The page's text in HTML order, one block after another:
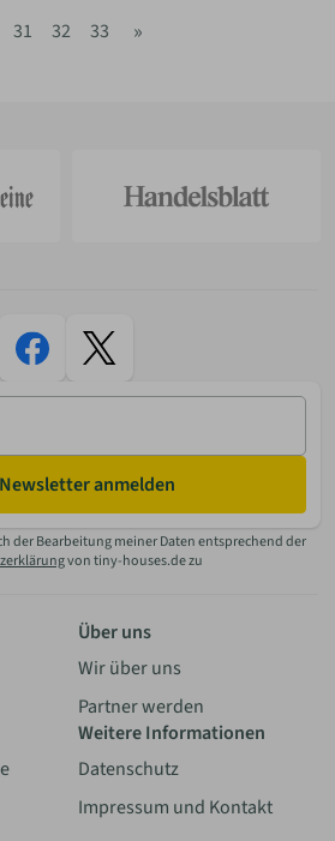
31 32 33 »
anmelden
der Bearbeitung meiner Daten entsprechend der
von tiny-houses.de zu
Über uns
Wir über uns
Partner werden
Weitere Informationen
Datenschutz
Impressum und Kontakt